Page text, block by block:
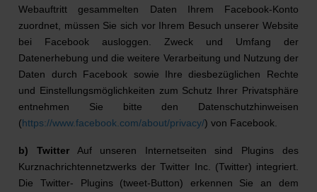
Webauftritt gesammelten Daten Ihrem Facebook-Konto
zuordnet, müssen Sie sich vor Ihrem Besuch unserer Website
bei Facebook ausloggen. Zweck und Umfang der
Datenerhebung und die weitere Verarbeitung und Nutzung der
Daten durch Facebook sowie Ihre diesbezüglichen Rechte
und Einstellungsmöglichkeiten zum Schutz Ihrer Privatsphäre
entnehmen Sie bitte den Datenschutzhinweisen
(https://www.facebook.com/about/privacy/) von Facebook.
b) Twitter Auf unseren Internetseiten sind Plugins des
Kurznachrichtennetzwerks der Twitter Inc. (Twitter) integriert.
Die Twitter- Plugins (tweet-Button) erkennen Sie an dem